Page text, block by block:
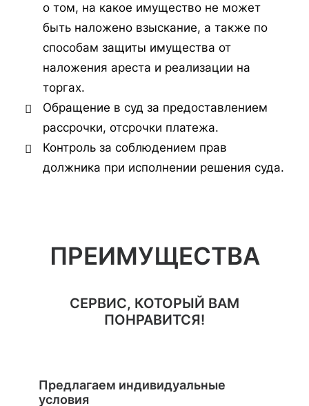
о том, на какое имущество не может
быть наложено взыскание, а также по
способам защиты имущества от
наложения ареста и реализации на
торгах.
Обращение в суд за предоставлением
рассрочки, отсрочки платежа.
Контроль за соблюдением прав
должника при исполнении решения суда.
ПРЕИМУЩЕСТВА
СЕРВИС, КОТОРЫЙ ВАМ
ПОНРАВИТСЯ!
Предлагаем индивидуальные
условия